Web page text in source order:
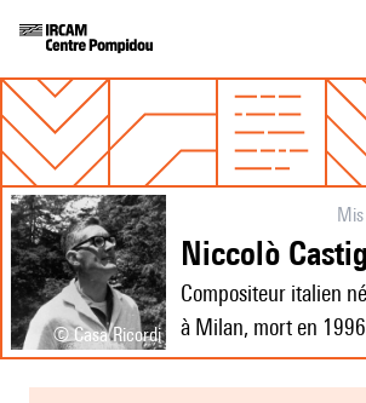
© Casa Ricordi
Niccolò
Compositeur italien
à Milan, mort en 1996.